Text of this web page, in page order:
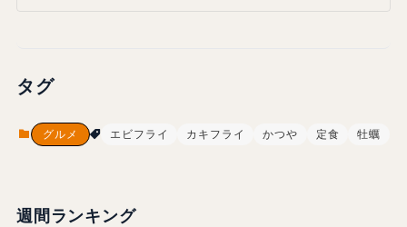
タグ
グルメ エビフライ カキフライ かつや 定食 牡蠣
週間ランキング